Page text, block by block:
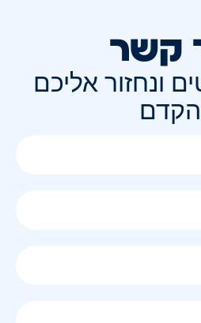
קשר
ונחזור אליכם